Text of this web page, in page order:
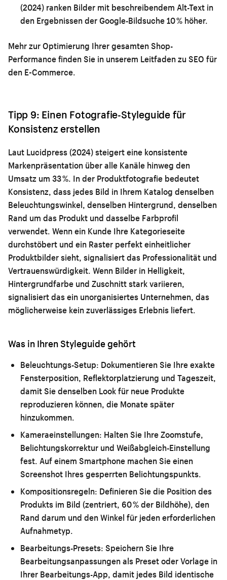
(2024) ranken Bilder mit beschreibendem Alt-Text in
den Ergebnissen der Google-Bildsuche 10 % höher.
Mehr zur Optimierung Ihrer gesamten Shop-
Performance finden Sie in unserem Leitfaden zu SEO für
den E-Commerce.
Tipp 9: Einen Fotografie-Styleguide für
Konsistenz erstellen
Laut Lucidpress (2024) steigert eine konsistente
Markenpräsentation über alle Kanäle hinweg den
Umsatz um 33 %. In der Produktfotografie bedeutet
Konsistenz, dass jedes Bild in Ihrem Katalog denselben
Beleuchtungswinkel, denselben Hintergrund, denselben
Rand um das Produkt und dasselbe Farbprofil
verwendet. Wenn ein Kunde Ihre Kategorieseite
durchstöbert und ein Raster perfekt einheitlicher
Produktbilder sieht, signalisiert das Professionalität und
Vertrauenswürdigkeit. Wenn Bilder in Helligkeit,
Hintergrundfarbe und Zuschnitt stark variieren,
signalisiert das ein unorganisiertes Unternehmen, das
möglicherweise kein zuverlässiges Erlebnis liefert.
Was in Ihren Styleguide gehört
Beleuchtungs-Setup: Dokumentieren Sie Ihre exakte
Fensterposition, Reflektorplatzierung und Tageszeit,
damit Sie denselben Look für neue Produkte
reproduzieren können, die Monate später
hinzukommen.
Kameraeinstellungen: Halten Sie Ihre Zoomstufe,
Belichtungskorrektur und Weißabgleich-Einstellung
fest. Auf einem Smartphone machen Sie einen
Screenshot Ihres gesperrten Belichtungspunkts.
Kompositionsregeln: Definieren Sie die Position des
Produkts im Bild (zentriert, 60 % der Bildhöhe), den
Rand darum und den Winkel für jeden erforderlichen
Aufnahmetyp.
Bearbeitungs-Presets: Speichern Sie Ihre
Bearbeitungsanpassungen als Preset oder Vorlage in
Ihrer Bearbeitungs-App, damit jedes Bild identische